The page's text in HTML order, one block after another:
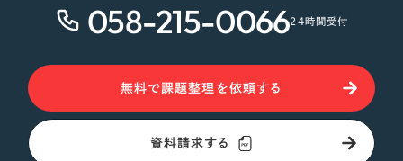
058-215-006624時間受付
無料で課題整理を依頼する
資料請求する